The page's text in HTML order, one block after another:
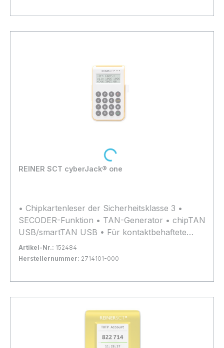
In den Warenkorb
REINER SCT cyberJack® one
• Chipkartenleser der Sicherheitsklasse 3 •
SECODER-Funktion • TAN-Generator • chipTAN
USB/smartTAN USB • Für kontaktbehaftete
Chipkarten • Für beA-System (BRAK und
BNotK) • Hochwertige und große Gummi-
IBAN-Anzeige • USB-Anschluss • Keine
Artikel-Nr.: 152484
Herstellernummer: 2714101-000
In den Warenkorb
Loading...